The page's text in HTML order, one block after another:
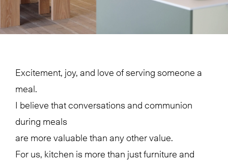
Excitement, joy, and love of serving someone a
meal.
I believe that conversations and communion
during meals
are more valuable than any other value.
For us, kitchen is more than just furniture and